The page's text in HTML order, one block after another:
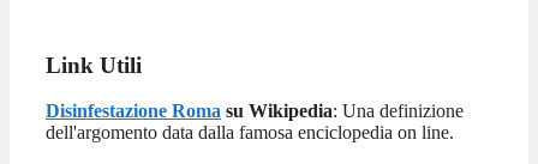
Link Utili
Disinfestazione Roma su Wikipedia: Una definizione
dell'argomento data dalla famosa enciclopedia on line.